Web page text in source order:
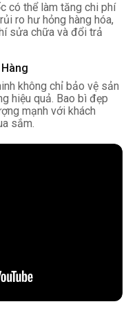
có thể làm tăng chi phí
ro hư hỏng hàng hóa,
sửa chữa và đổi trả
không chỉ bảo vệ sản
hiệu quả. Bao bì đẹp
mạnh với khách
sắm.